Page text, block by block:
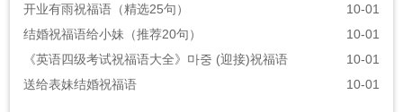
开业有雨祝福语（精选25句）
10-01
结婚祝福语给小妹（推荐20句）
10-01
《英语四级考试祝福语大全》마중 (迎接)祝福语
10-01
送给表妹结婚祝福语
10-01